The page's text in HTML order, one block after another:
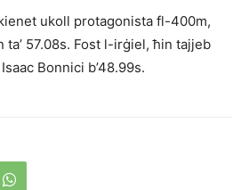
ukoll protagonista fl-400m,
ta’ 57.08s. Fost l-irġiel, ħin tajjeb
Bonnici b’48.99s.